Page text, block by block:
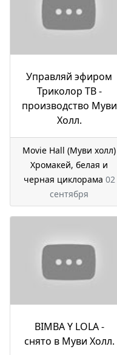
Управляй эфиром
Триколор ТВ -
производство Муви
Холл.
Movie Hall (Муви холл)
Хромакей, белая и
черная циклорама 02
сентября
BIMBA Y LOLA -
снято в Муви Холл.